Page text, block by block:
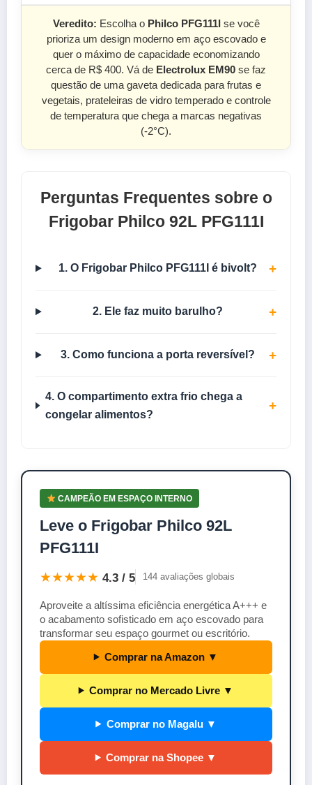
Veredito: Escolha o Philco PFG111I se você
prioriza um design moderno em aço escovado e
quer o máximo de capacidade economizando
cerca de R$ 400. Vá de Electrolux EM90 se faz
questão de uma gaveta dedicada para frutas e
vegetais, prateleiras de vidro temperado e controle
de temperatura que chega a marcas negativas
(-2°C).
Perguntas Frequentes sobre o
Frigobar Philco 92L PFG111I
1. O Frigobar Philco PFG111I é bivolt? +
2. Ele faz muito barulho? +
3. Como funciona a porta reversível? +
4. O compartimento extra frio chega a
congelar alimentos?
+
CAMPEÃO EM ESPAÇO INTERNO
Leve o Frigobar Philco 92L
PFG111I
★★★★★ 4.3 / 5 144 avaliações globais
Aproveite a altíssima eficiência energética A+++ e
o acabamento sofisticado em aço escovado para
transformar seu espaço gourmet ou escritório.
Comprar na Amazon ▼
Comprar no Mercado Livre ▼
Comprar no Magalu ▼
Comprar na Shopee ▼